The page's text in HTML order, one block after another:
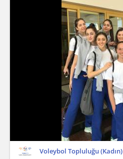
Voleybol Topluluğu (Kadın)